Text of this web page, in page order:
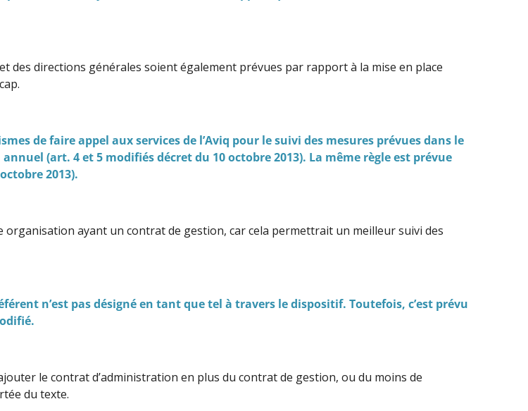
des directions générales soient également prévues par rapport à la mise en place
de faire appel aux services de l’Aviq pour le suivi des mesures prévues dans le
(art. 4 et 5 modifiés décret du 10 octobre 2013). La même règle est prévue
2013).
organisation ayant un contrat de gestion, car cela permettrait un meilleur suivi des
n’est pas désigné en tant que tel à travers le dispositif. Toutefois, c’est prévu
le contrat d’administration en plus du contrat de gestion, ou du moins de
du texte.